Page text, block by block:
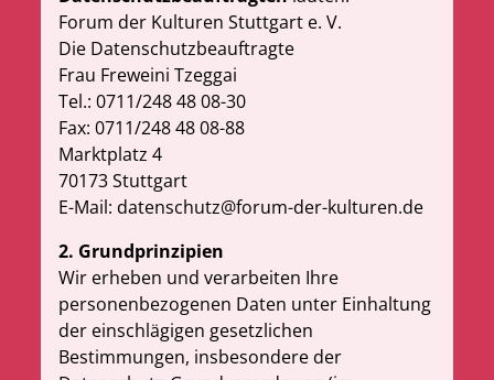
Forum der Kulturen Stuttgart e. V.
Die Datenschutzbeauftragte
Frau Freweini Tzeggai
Tel.: 0711/248 48 08-30
Fax: 0711/248 48 08-88
Marktplatz 4
70173 Stuttgart
E-Mail:datenschutz@forum-der-kulturen.de
2. Grundprinzipien
Wir erheben und verarbeiten Ihre
personenbezogenen Daten unter Einhaltung
der einschlägigen gesetzlichen
Bestimmungen, insbesondere der